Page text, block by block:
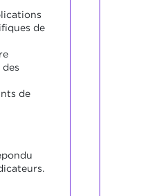
de
de